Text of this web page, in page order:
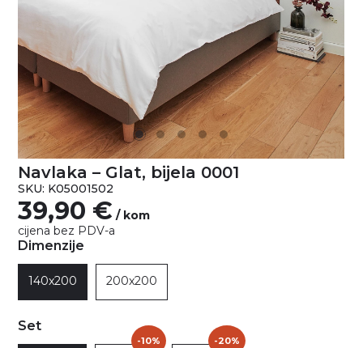
Navlaka – Glat, bijela 0001
SKU: K05001502
39,90 € / kom
cijena bez PDV-a
Dimenzije
140x200 200x200
Set
-10% -20%